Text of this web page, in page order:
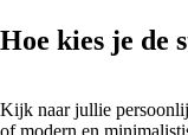
Hoe kies je de
Kijk naar jullie